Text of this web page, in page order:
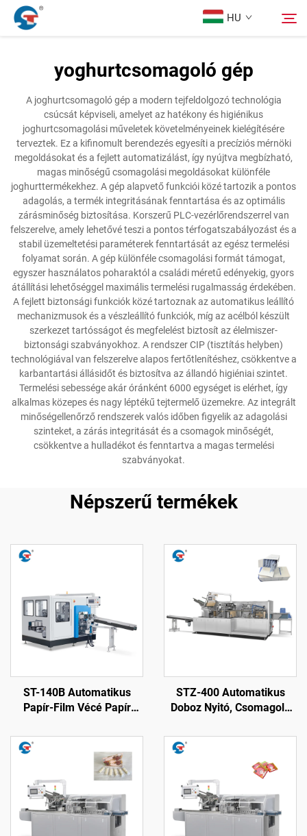
HU
Termékek
Tervezési Eset
Szolgáltatás
Hírek
Kapcsolat
Keresés
yoghurtcsomagoló gép
A joghurtcsomagoló gép a modern tejfeldolgozó technológia
csúcsát képviseli, amelyet az hatékony és higiénikus
joghurtcsomagolási műveletek követelményeinek kielégítésére
terveztek. Ez a kifinomult berendezés egyesíti a precíziós mérnöki
megoldásokat és a fejlett automatizálást, így nyújtva megbízható,
magas minőségű csomagolási megoldásokat különféle
joghurttermékekhez. A gép alapvető funkciói közé tartozik a pontos
adagolás, a termék integritásának fenntartása és az optimális
zárásminőség biztosítása. Korszerű PLC-vezérlőrendszerrel van
felszerelve, amely lehetővé teszi a pontos térfogatszabályozást és a
stabil üzemeltetési paraméterek fenntartását az egész termelési
folyamat során. A gép különféle csomagolási formát támogat,
egyszer használatos poharaktól a családi méretű edényekig, gyors
átállítási lehetőséggel maximális termelési rugalmasság érdekében.
A fejlett biztonsági funkciók közé tartoznak az automatikus leállító
mechanizmusok és a vészleállító funkciók, míg az acélból készült
szerkezet tartósságot és megfelelést biztosít az élelmiszer-
biztonsági szabványokhoz. A rendszer CIP (tisztítás helyben)
technológiával van felszerelve alapos fertőtlenítéshez, csökkentve a
karbantartási állásidőt és biztosítva az állandó higiéniai szintet.
Termelési sebessége akár óránként 6000 egységet is elérhet, így
alkalmas közepes és nagy léptékű tejtermelő üzemekre. Az integrált
minőségellenőrző rendszerek valós időben figyelik az adagolási
szinteket, a zárás integritását és a csomagok minőségét,
csökkentve a hulladékot és fenntartva a magas termelési
szabványokat.
Népszerű termékek
ST-140B Automatikus
Papír-Film Vécé Papír
STZ-400 Automatikus
Doboz Nyitó, Csomagoló